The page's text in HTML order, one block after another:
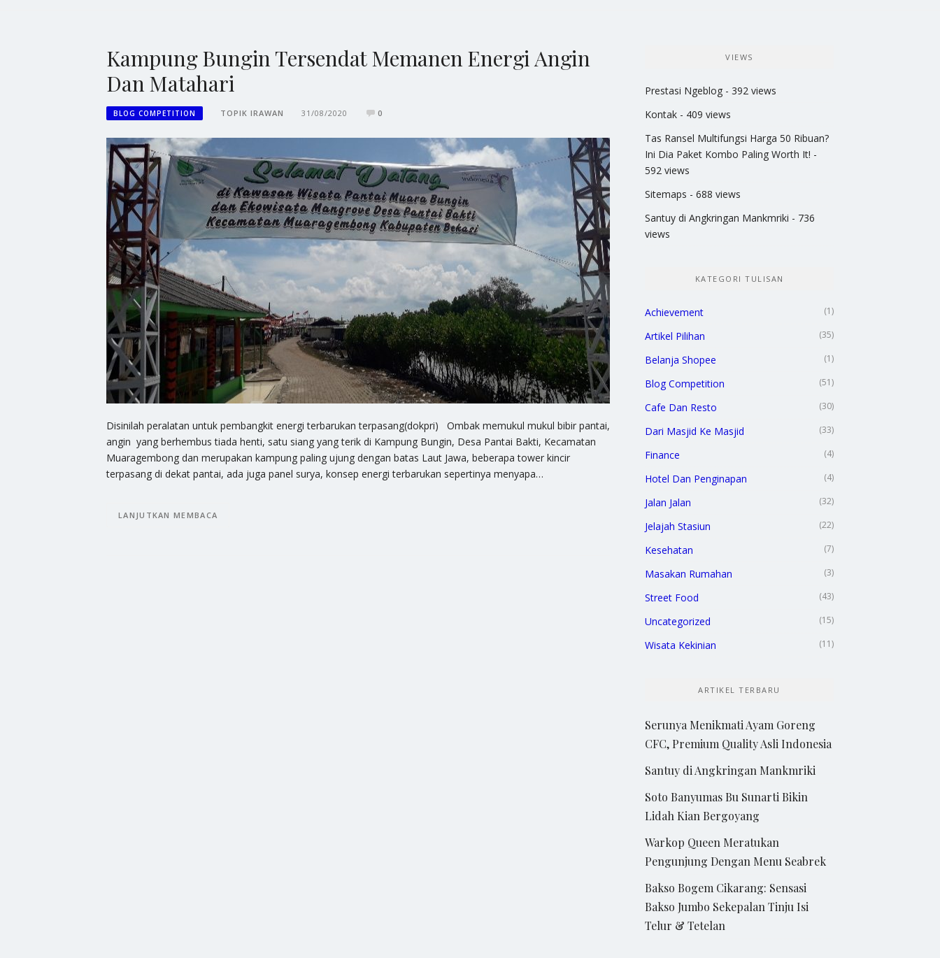
Kampung Bungin Tersendat Memanen Energi Angin
Dan Matahari
BLOG COMPETITION TOPIK IRAWAN 31/08/2020 0
Disinilah peralatan untuk pembangkit energi terbarukan terpasang(dokpri) Ombak memukul mukul bibir pantai,
angin yang berhembus tiada henti, satu siang yang terik di Kampung Bungin, Desa Pantai Bakti, Kecamatan
Muaragembong dan merupakan kampung paling ujung dengan batas Laut Jawa, beberapa tower kincir
terpasang di dekat pantai, ada juga panel surya, konsep energi terbarukan sepertinya menyapa…
LANJUTKAN MEMBACA
VIEWS
Prestasi Ngeblog - 392 views
Kontak - 409 views
Tas Ransel Multifungsi Harga 50 Ribuan?
Ini Dia Paket Kombo Paling Worth It! -
592 views
Sitemaps - 688 views
Santuy di Angkringan Mankmriki - 736
views
KATEGORI TULISAN
Achievement (1)
Artikel Pilihan (35)
Belanja Shopee (1)
Blog Competition (51)
Cafe Dan Resto (30)
Dari Masjid Ke Masjid (33)
Finance (4)
Hotel Dan Penginapan (4)
Jalan Jalan (32)
Jelajah Stasiun (22)
Kesehatan (7)
Masakan Rumahan (3)
Street Food (43)
Uncategorized (15)
Wisata Kekinian (11)
ARTIKEL TERBARU
Serunya Menikmati Ayam Goreng
CFC, Premium Quality Asli Indonesia
Santuy di Angkringan Mankmriki
Soto Banyumas Bu Sunarti Bikin
Lidah Kian Bergoyang
Warkop Queen Meratukan
Pengunjung Dengan Menu Seabrek
Bakso Bogem Cikarang: Sensasi
Bakso Jumbo Sekepalan Tinju Isi
Telur & Tetelan